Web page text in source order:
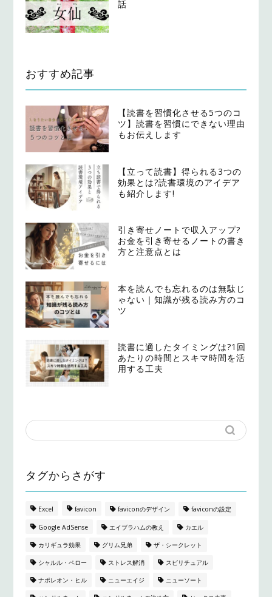
話
おすすめ記事
【読書を習慣化させる5つのコ
ツ】読書を習慣にできない理由
もお伝えします
【立って読書】得られる3つの
効果とは?読書環境のアイデア
も紹介します!
引き寄せノートで収入アップ?
お金を引き寄せるノートの書き
方と注意点とは
本を読んでも忘れるのは無駄じ
ゃない｜知識が残る読み方のコ
ツ
読書に適したタイミングは?1回
あたりの時間とスキマ時間を活
用する工夫
タグからさがす
Excel favicon faviconのデザイン faviconの設定
Google AdSense エイブラハムの教え カエル
カリギュラ効果 グリム兄弟 ザ・シークレット
シャルル・ペロー ストレス解消 スピリチュアル
ナポレオン・ヒル ニューエイジ ニューソート